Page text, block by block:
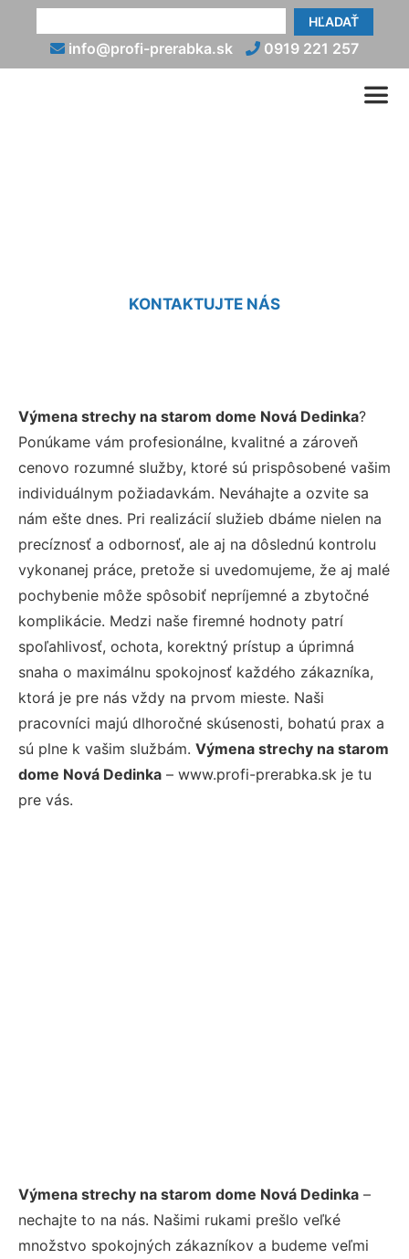
HĽADAŤ
info@profi-prerabka.sk 0919 221 257
KONTAKTUJTE NÁS
Výmena strechy na starom dome Nová Dedinka?
Ponúkame vám profesionálne, kvalitné a zároveň
cenovo rozumné služby, ktoré sú prispôsobené vašim
individuálnym požiadavkám. Neváhajte a ozvite sa
nám ešte dnes. Pri realizácií služieb dbáme nielen na
precíznosť a odbornosť, ale aj na dôslednú kontrolu
vykonanej práce, pretože si uvedomujeme, že aj malé
pochybenie môže spôsobiť nepríjemné a zbytočné
komplikácie. Medzi naše firemné hodnoty patrí
spoľahlivosť, ochota, korektný prístup a úprimná
snaha o maximálnu spokojnosť každého zákazníka,
ktorá je pre nás vždy na prvom mieste. Naši
pracovníci majú dlhoročné skúsenosti, bohatú prax a
sú plne k vašim službám. Výmena strechy na starom
dome Nová Dedinka – www.profi-prerabka.sk je tu
pre vás.
Výmena strechy na starom dome Nová Dedinka –
nechajte to na nás. Našimi rukami prešlo veľké
množstvo spokojných zákazníkov a budeme veľmi